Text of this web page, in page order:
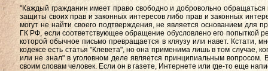
"Каждый гражданин имеет право свободно и добровольно
защиты своих прав и законных интересов либо прав и законных
могут не найти своего подтверждения, не является основанием для
ГК РФ, если соответствующее обращение обусловлено его попыткой
которой обычное письмо превращается в кляузу или навет. Кстати,
кодексе есть статья "Клевета", но она применима лишь в том случае,
или не знал" в уголовном деле является принципиальным вопросом.
своим словам человек. Если он в газете, Интернете или где-то еще